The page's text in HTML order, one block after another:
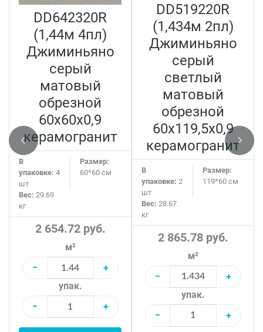
DD642320R
(1,44м 4пл)
Джиминьяно
серый
матовый
обрезной
60х60x0,9
керамогранит
В
упаковке: 4
шт
Размер:
60*60 см
Вес: 29.69
кг
2 654.72 руб.
м²
−
+
упак.
−
+
DD519220R
(1,434м 2пл)
Джиминьяно
серый
светлый
матовый
обрезной
60х119,5x0,9
керамогранит
В
упаковке: 2
шт
Размер:
119*60 см
Вес: 28.67
кг
2 865.78 руб.
м²
−
+
упак.
−
+